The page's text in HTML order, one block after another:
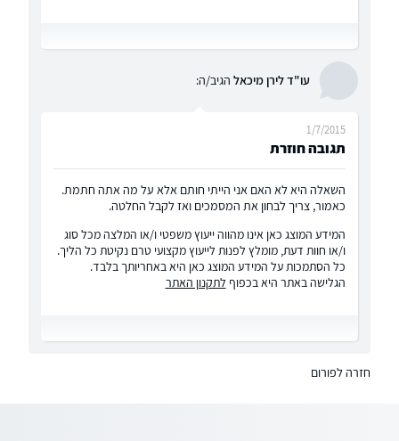
עו"ד לירן מיכאל הגיב/ה:
תגובה חוזרת
1/7/2015
השאלה היא לא האם אני הייתי חותם אלא על מה אתה חתמת.
כאמור, צריך לבחון את המסמכים ואז לקבל החלטה.
המידע המוצג כאן אינו מהווה ייעוץ משפטי ו/או המלצה מכל סוג
ו/או חוות דעת, מומלץ לפנות לייעוץ מקצועי טרם נקיטת כל הליך.
כל הסתמכות על המידע המוצג כאן היא באחריותך בלבד.
הגלישה באתר היא בכפוף לתקנון האתר
חזרה לפורום